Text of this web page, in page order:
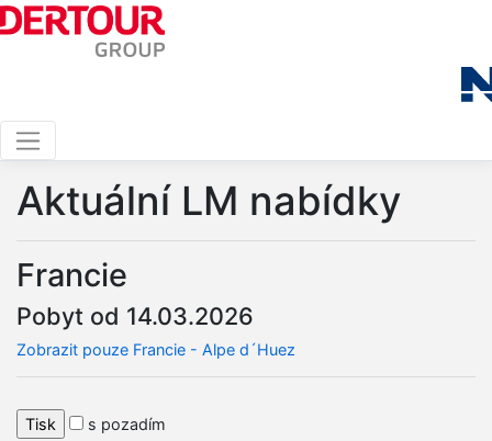
Aktuální LM nabídky
Francie
Pobyt od 14.03.2026
Zobrazit pouze Francie - Alpe d´Huez
s pozadím